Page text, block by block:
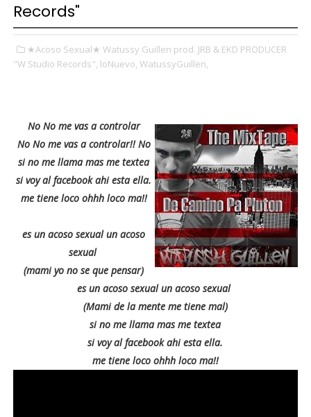
Records"
★Acoso Sexual★ Watussy Guillen prod. JRB & EKD PRODUCER
"W Studio Records", loNuevo, WatussyGuillen,
No No me vas a controlar
No No me vas a controlar!! No
si no me llama mas me textea
si voy al facebook ahi esta ella.
me tiene loco ohhh loco ma!!
es un acoso sexual un acoso
sexual
(mami yo no se que pensar)
es un acoso sexual un acoso sexual
(Mami de la mente me tiene mal)
si no me llama mas me textea
si voy al facebook ahi esta ella.
me tiene loco ohhh loco ma!!